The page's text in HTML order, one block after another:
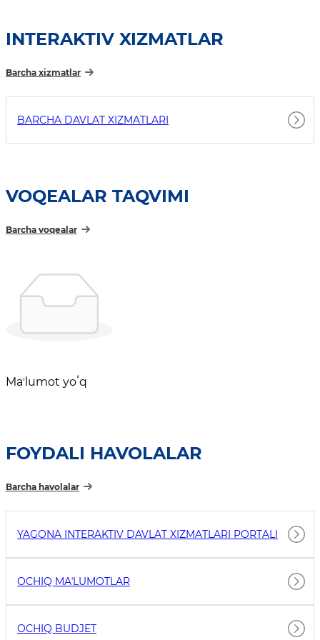
INTERAKTIV XIZMATLAR
Barcha xizmatlar
BARCHA DAVLAT XIZMATLARI
VOQEALAR TAQVIMI
Barcha voqealar
Maʼlumot yoʻq
FOYDALI HAVOLALAR
Barcha havolalar
YAGONA INTERAKTIV DAVLAT XIZMATLARI PORTALI
OCHIQ MAʼLUMOTLAR
OCHIQ BUDJET